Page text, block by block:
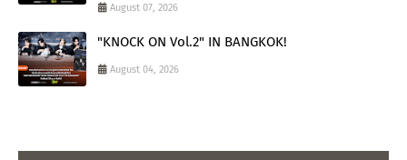
August 07, 2026
"KNOCK ON Vol.2" IN BANGKOK!
August 04, 2026